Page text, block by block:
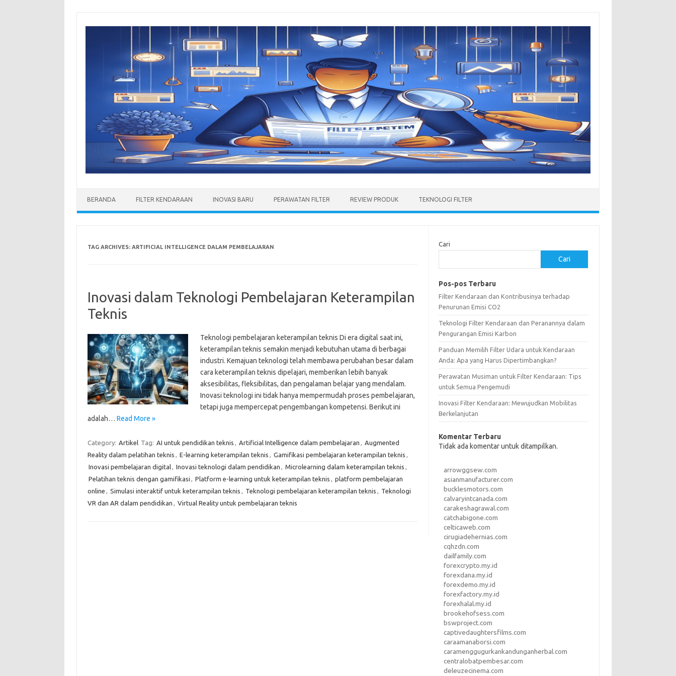
BERANDA FILTER KENDARAAN INOVASI BARU PERAWATAN FILTER REVIEW PRODUK TEKNOLOGI FILTER
TAG ARCHIVES: ARTIFICIAL INTELLIGENCE DALAM PEMBELAJARAN
Inovasi dalam Teknologi Pembelajaran Keterampilan
Teknis
Teknologi pembelajaran keterampilan teknis Di era digital saat ini,
keterampilan teknis semakin menjadi kebutuhan utama di berbagai
industri. Kemajuan teknologi telah membawa perubahan besar dalam
cara keterampilan teknis dipelajari, memberikan lebih banyak
aksesibilitas, fleksibilitas, dan pengalaman belajar yang mendalam.
Inovasi teknologi ini tidak hanya mempermudah proses pembelajaran,
tetapi juga mempercepat pengembangan kompetensi. Berikut ini
adalah… Read More »
Category: Artikel Tag: AI untuk pendidikan teknis , Artificial Intelligence dalam pembelajaran , Augmented
Reality dalam pelatihan teknis , E-learning keterampilan teknis , Gamifikasi pembelajaran keterampilan teknis ,
Inovasi pembelajaran digital, Inovasi teknologi dalam pendidikan , Microlearning dalam keterampilan teknis ,
Pelatihan teknis dengan gamifikasi , Platform e-learning untuk keterampilan teknis , platform pembelajaran
online , Simulasi interaktif untuk keterampilan teknis , Teknologi pembelajaran keterampilan teknis , Teknologi
VR dan AR dalam pendidikan , Virtual Reality untuk pembelajaran teknis
Cari
Cari
Pos-pos Terbaru
Filter Kendaraan dan Kontribusinya terhadap
Penurunan Emisi CO2
Teknologi Filter Kendaraan dan Peranannya dalam
Pengurangan Emisi Karbon
Panduan Memilih Filter Udara untuk Kendaraan
Anda: Apa yang Harus Dipertimbangkan?
Perawatan Musiman untuk Filter Kendaraan: Tips
untuk Semua Pengemudi
Inovasi Filter Kendaraan: Mewujudkan Mobilitas
Berkelanjutan
Komentar Terbaru
Tidak ada komentar untuk ditampilkan.
arrowggsew.com
asianmanufacturer.com
bucklesmotors.com
calvaryintcanada.com
carakeshagrawal.com
catchabigone.com
celticaweb.com
cirugiadehernias.com
cqhzdn.com
dailfamily.com
forexcrypto.my.id
forexdana.my.id
forexdemo.my.id
forexfactory.my.id
forexhalal.my.id
brookehofsess.com
bswproject.com
captivedaughtersfilms.com
caraamanaborsi.com
caramenggugurkankandunganherbal.com
centralobatpembesar.com
deleuzecinema.com